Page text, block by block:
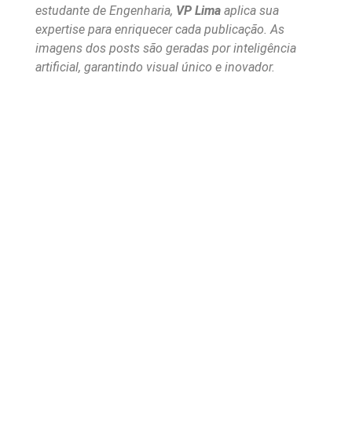
estudante de Engenharia, VP Lima aplica sua
expertise para enriquecer cada publicação. As
imagens dos posts são geradas por inteligência
artificial, garantindo visual único e inovador.